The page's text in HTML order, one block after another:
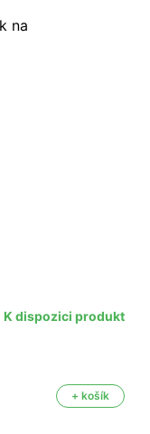
K dispozici produkt
+ košík